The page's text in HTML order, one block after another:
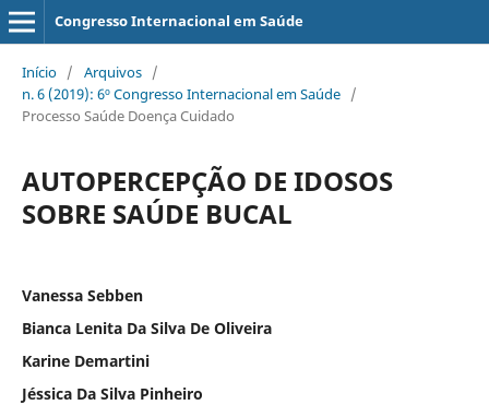
Congresso Internacional em Saúde
Início / Arquivos /
n. 6 (2019): 6º Congresso Internacional em Saúde /
Processo Saúde Doença Cuidado
AUTOPERCEPÇÃO DE IDOSOS
SOBRE SAÚDE BUCAL
Vanessa Sebben
Bianca Lenita Da Silva De Oliveira
Karine Demartini
Jéssica Da Silva Pinheiro